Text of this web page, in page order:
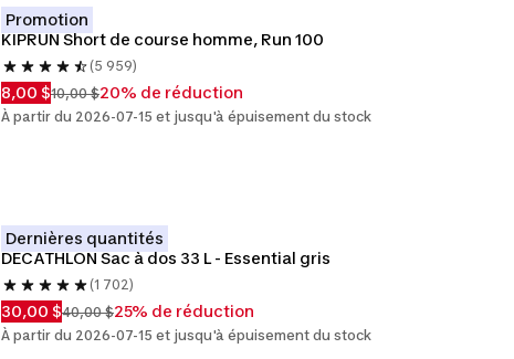
Promotion
KIPRUN Short de course homme, Run 100
(5 959)
8,00 $10,00 $20% de réduction
À partir du 2026-07-15 et jusqu'à épuisement du stock
Dernières quantités
DECATHLON Sac à dos 33 L - Essential gris
(1 702)
30,00 $40,00 $25% de réduction
À partir du 2026-07-15 et jusqu'à épuisement du stock